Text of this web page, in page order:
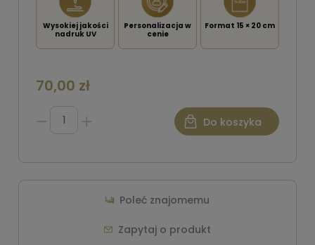
Wysokiej jakości
nadruk UV
Personalizacja w
cenie
Format 15 × 20 cm
70,00 zł
Do koszyka
Zapytaj o produkt
Poleć znajomemu